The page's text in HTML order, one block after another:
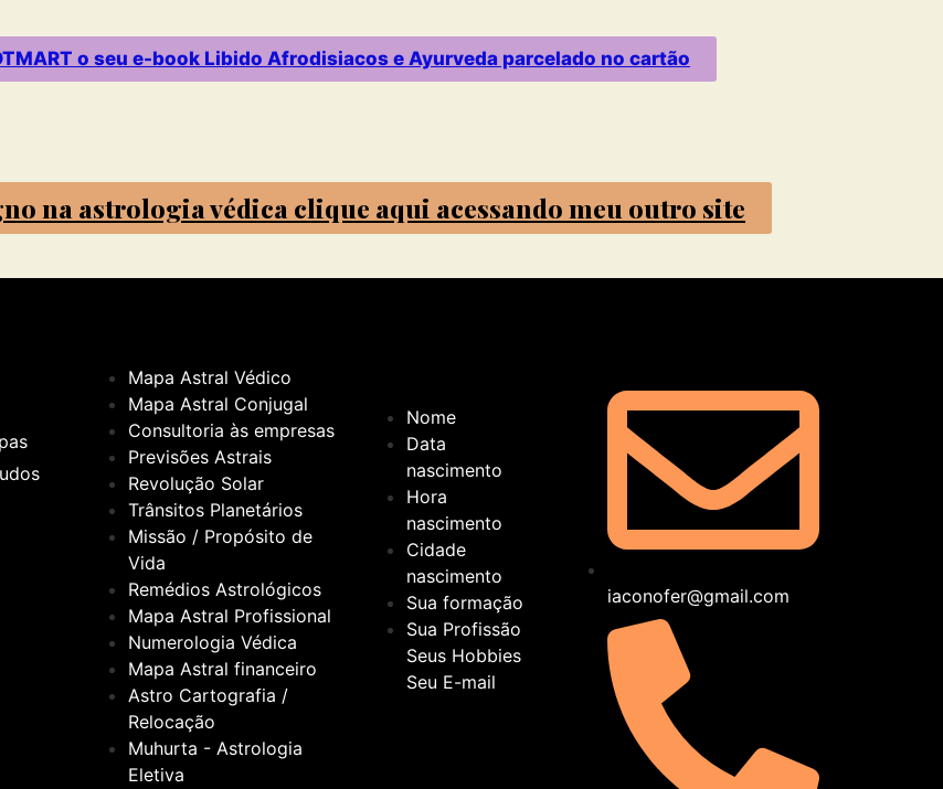
o seu e-book Libido Afrodisiacos e Ayurveda parcelado no cartão
na astrologia védica clique aqui acessando meu outro site
Mapa Astral Védico
Mapa Astral Conjugal
Consultoria às empresas
Previsões Astrais
Revolução Solar
Trânsitos Planetários
Missão / Propósito de
Vida
Remédios Astrológicos
Mapa Astral Profissional
Numerologia Védica
Mapa Astral financeiro
Astro Cartografia /
Relocação
Muhurta - Astrologia
Eletiva
Nome
Data
nascimento
Hora
nascimento
Cidade
nascimento
Sua formação
Sua Profissão
Seus Hobbies
Seu E-mail
iaconofer@gmail.com